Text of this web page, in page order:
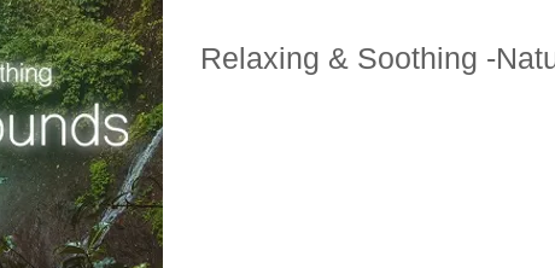
Relaxing & Soothing -